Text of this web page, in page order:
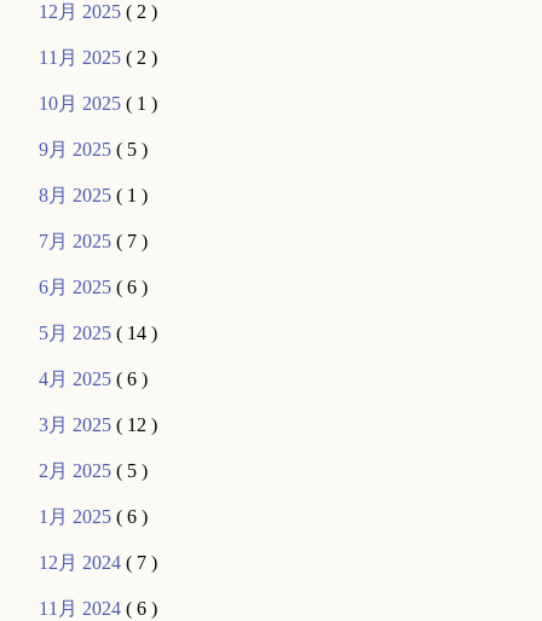
12月 2025( 2 )
11月 2025( 2 )
10月 2025( 1 )
9月 2025( 5 )
8月 2025( 1 )
7月 2025( 7 )
6月 2025( 6 )
5月 2025( 14 )
4月 2025( 6 )
3月 2025( 12 )
2月 2025( 5 )
1月 2025( 6 )
12月 2024( 7 )
11月 2024( 6 )